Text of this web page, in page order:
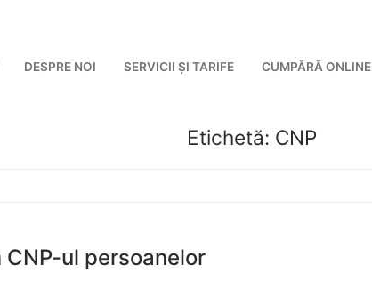
DESPRE NOI SERVICII ȘI TARIFE CUMPĂRĂ ONLINE
Etichetă: CNP
ul persoanelor